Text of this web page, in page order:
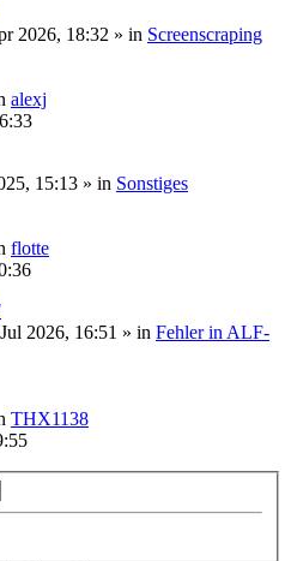
2026, 18:32 » in Screenscraping
alexj
15:13 » in Sonstiges
flotte
2026, 16:51 » in Fehler in ALF-
THX1138